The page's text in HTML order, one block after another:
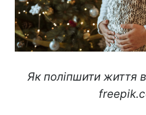
Як поліпшити життя